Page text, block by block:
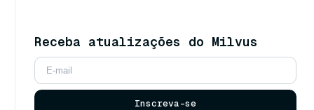
Receba atualizações do Milvus
Inscreva-se